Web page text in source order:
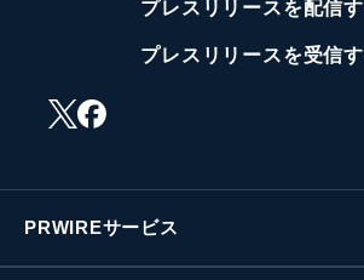
プレスリリースを配信
プレスリリースを受信
PRWIREサービス